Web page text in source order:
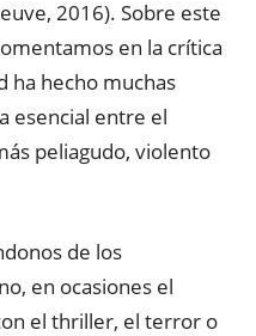
2016). Sobre este
en la crítica
ha hecho muchas
esencial entre el
peliagudo, violento
de los
en ocasiones el
el thriller, el terror o